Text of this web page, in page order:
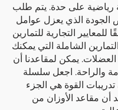
رياضية على حدة. يتم طلب
الذي يعزل عوامل
التجارية للتمارين
الشاملة التي يمكنك
يمكن لمقاعدنا أن
والراحة. اجعل سلسلة
القوة هي الجزء
أن مقاعد الأوزان من